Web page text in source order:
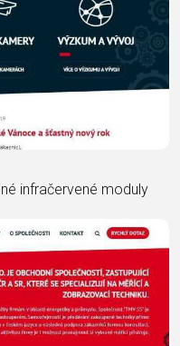
infračervené moduly